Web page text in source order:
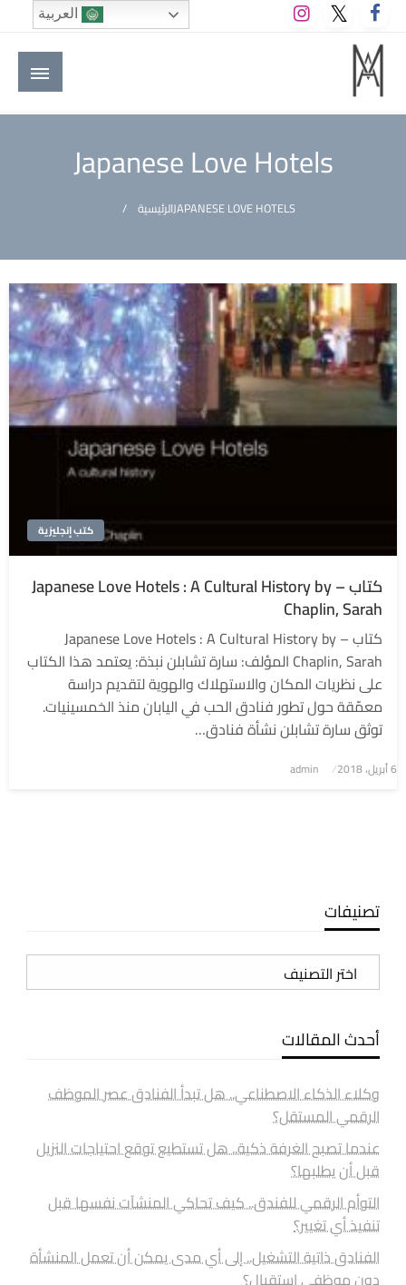
التخطي
إلى
المحتوى
M A hotels | إم ايه هوتيلز
الموقع الأول للعاملين في الفنادق في العالم العربي
Japanese Love Hotels
الرئيسيةJAPANESE LOVE HOTELS
كتب إنجليزية
كتاب – Japanese Love Hotels : A Cultural History by
Chaplin, Sarah
كتاب – Japanese Love Hotels : A Cultural History by
Chaplin, Sarah المؤلف: سارة تشابلن نبذة: يعتمد هذا الكتاب
على نظريات المكان والاستهلاك والهوية لتقديم دراسة
معمّقة حول تطور فنادق الحب في اليابان منذ الخمسينيات.
توثق سارة تشابلن نشأة فنادق…
نُشر
6 أبريل، 2018 admin
تصنيفات
تصنيفات
أحدث المقالات
وكلاء الذكاء الاصطناعي.. هل تبدأ الفنادق عصر الموظف
الرقمي المستقل؟
عندما تصبح الغرفة ذكية.. هل تستطيع توقع احتياجات النزيل
قبل أن يطلبها؟
التوأم الرقمي للفندق.. كيف تحاكي المنشآت نفسها قبل
تنفيذ أي تغيير؟
الفنادق ذاتية التشغيل.. إلى أي مدى يمكن أن تعمل المنشأة
دون موظفي استقبال؟
العربية